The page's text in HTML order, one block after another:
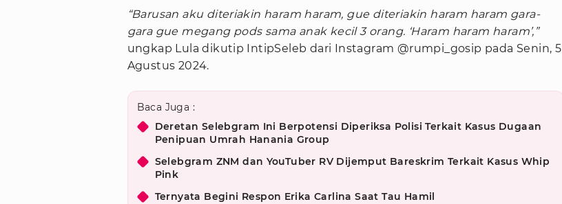
“Barusan aku diteriakin haram haram, gue diteriakin haram haram gara-
gara gue megang pods sama anak kecil 3 orang. ‘Haram haram haram’,”
ungkap Lula dikutip IntipSeleb dari Instagram @rumpi_gosip pada Senin, 5
Agustus 2024.
Baca Juga :
Deretan Selebgram Ini Berpotensi Diperiksa Polisi Terkait Kasus Dugaan
Penipuan Umrah Hanania Group
Selebgram ZNM dan YouTuber RV Dijemput Bareskrim Terkait Kasus Whip
Pink
Ternyata Begini Respon Erika Carlina Saat Tau Hamil